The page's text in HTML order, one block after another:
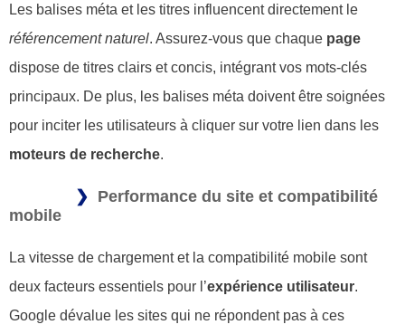
Les balises méta et les titres influencent directement le
référencement naturel. Assurez-vous que chaque page
dispose de titres clairs et concis, intégrant vos mots-clés
principaux. De plus, les balises méta doivent être soignées
pour inciter les utilisateurs à cliquer sur votre lien dans les
moteurs de recherche.
Performance du site et compatibilité
mobile
La vitesse de chargement et la compatibilité mobile sont
deux facteurs essentiels pour l’expérience utilisateur.
Google dévalue les sites qui ne répondent pas à ces